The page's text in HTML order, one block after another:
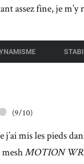
assez fine, je
(9/10)
mis les pieds
meshMOTION